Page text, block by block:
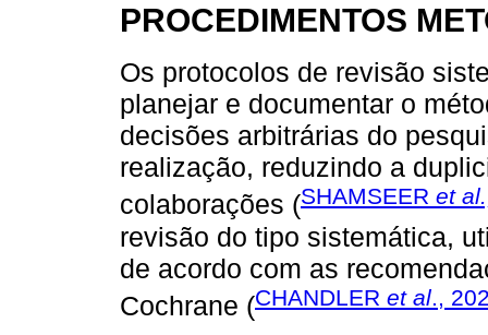
PROCEDIMENTOS
Os protocolos de revisão
planejar e documentar o
decisões arbitrárias do
realização, reduzindo a
colaborações (SHAMSEER et
revisão do tipo sistemática,
de acordo com as
Cochrane (CHANDLER et al.,